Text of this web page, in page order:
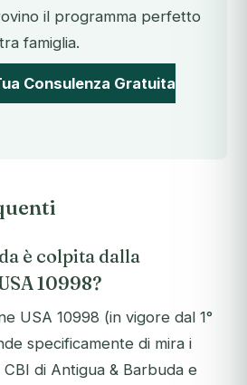
il programma perfetto
famiglia.
Consulenza Gratuita
è colpita dalla
10998?
USA 10998 (in vigore dal 1°
specificamente di mira i
di Antigua & Barbuda e